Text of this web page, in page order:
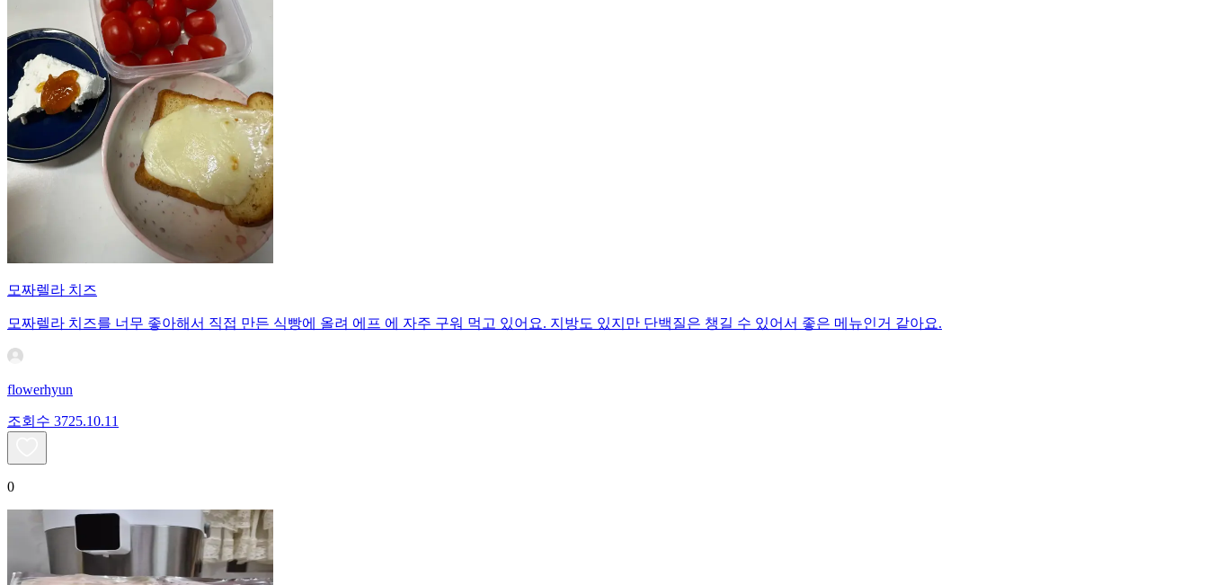
모짜렐라 치즈
모짜렐라 치즈를 너무 좋아해서 직접 만든 식빵에 올려 에프 에 자주 구워 먹고 있어요. 지방도 있지만 단백질은 챙길 수 있어서 좋은 메뉴인거 같아요.
flowerhyun
조회수 3725.10.11
0